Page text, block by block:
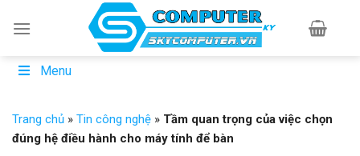
Menu
Trang chủ » Tin công nghệ » Tầm quan trọng của việc chọn
đúng hệ điều hành cho máy tính để bàn